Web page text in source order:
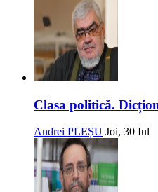
Clasa politică.
Andrei PLEȘU Joi, 30 Iul